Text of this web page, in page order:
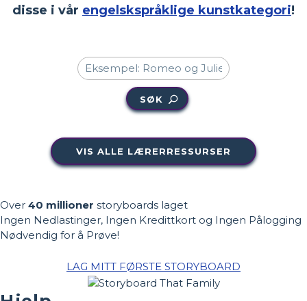
disse i vår engelskspråklige kunstkategori!
SØK
VIS ALLE LÆRERRESSURSER
Over 40 millioner storyboards laget
Ingen Nedlastinger, Ingen Kredittkort og Ingen Pålogging
Nødvendig for å Prøve!
LAG MITT FØRSTE STORYBOARD